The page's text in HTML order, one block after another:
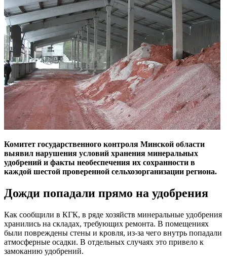
Комитет государственного контроля Минской области
выявил нарушения условий хранения минеральных
удобрений и факты необеспечения их сохранности в
каждой шестой проверенной сельхозорганизации региона.
Дожди попадали прямо на удобрения
Как сообщили в КГК, в ряде хозяйств минеральные удобрения
хранились на складах, требующих ремонта. В помещениях
были повреждены стены и кровля, из-за чего внутрь попадали
атмосферные осадки. В отдельных случаях это привело к
замоканию удобрений.